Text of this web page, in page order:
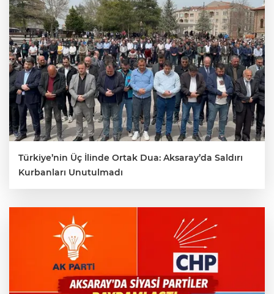
Türkiye’nin Üç İlinde Ortak Dua: Aksaray’da Saldırı
Kurbanları Unutulmadı